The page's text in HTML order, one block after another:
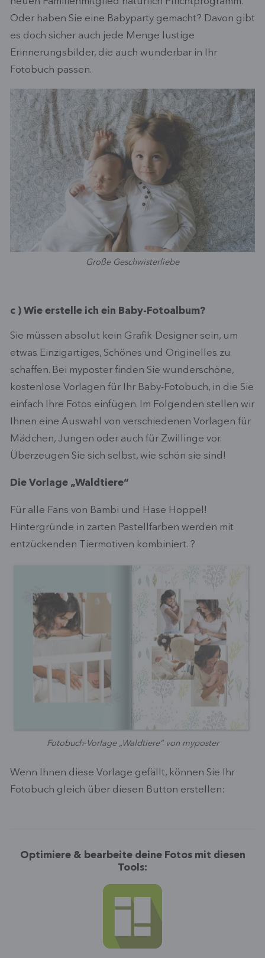
Oder haben Sie eine Babyparty gemacht? Davon gibt
es doch sicher auch jede Menge lustige
Erinnerungsbilder, die auch wunderbar in Ihr
Fotobuch passen.
Große Geschwisterliebe
c ) Wie erstelle ich ein Baby-Fotoalbum?
Sie müssen absolut kein Grafik-Designer sein, um
etwas Einzigartiges, Schönes und Originelles zu
schaffen. Bei myposter finden Sie wunderschöne,
kostenlose Vorlagen für Ihr Baby-Fotobuch, in die Sie
einfach Ihre Fotos einfügen. Im Folgenden stellen wir
Ihnen eine Auswahl von verschiedenen Vorlagen für
Mädchen, Jungen oder auch für Zwillinge vor.
Überzeugen Sie sich selbst, wie schön sie sind!
Die Vorlage „Waldtiere“
Für alle Fans von Bambi und Hase Hoppel!
Hintergründe in zarten Pastellfarben werden mit
entzückenden Tiermotiven kombiniert. ?
Fotobuch-Vorlage „Waldtiere“ von myposter
Wenn Ihnen diese Vorlage gefällt, können Sie Ihr
Fotobuch gleich über diesen Button erstellen:
Optimiere & bearbeite deine Fotos mit diesen
Tools: